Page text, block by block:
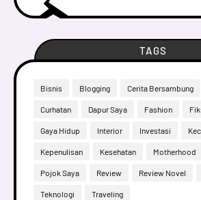
TAGS
Bisnis Blogging Cerita Bersambung
Curhatan Dapur Saya Fashion
Gaya Hidup Interior Investasi
Kepenulisan Kesehatan Motherhood
Pojok Saya Review Review Novel
Teknologi Traveling